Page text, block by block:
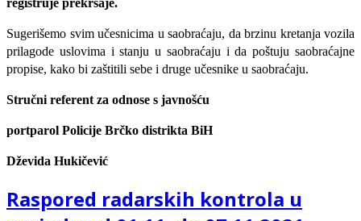
registruje prekršaje.
Sugerišemo svim učesnicima u saobraćaju, da brzinu kretanja vozila
prilagode uslovima i stanju u saobraćaju i da poštuju saobraćajne
propise, kako bi zaštitili sebe i druge učesnike u saobraćaju.
Stručni referent za odnose s javnošću
portparol Policije Brčko distrikta BiH
Dževida Hukičević
Raspored radarskih kontrola u